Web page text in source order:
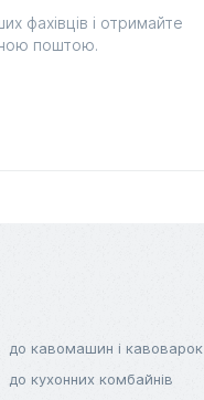
фахівців і отримайте
поштою.
до кавомашин і кавоварок
до кухонних комбайнів